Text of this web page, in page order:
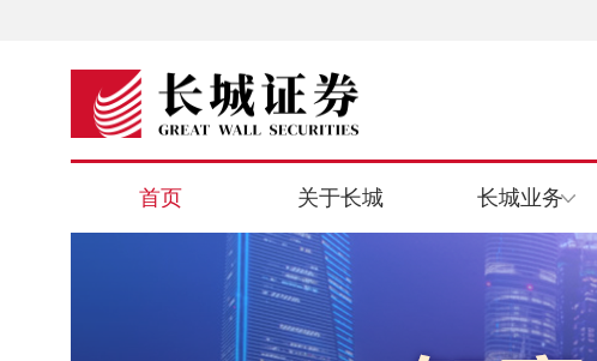
首页 关于长城 长城业务